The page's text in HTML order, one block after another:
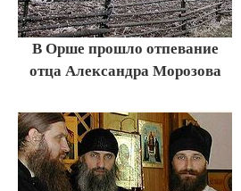
В Орше прошло отпевание
отца Александра Морозова